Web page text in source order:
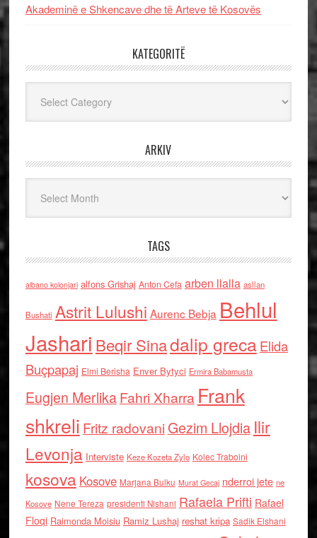
Akademinë e Shkencave dhe të Arteve të Kosovës
KATEGORITË
ARKIV
TAGS
albano kolonjari alfons Grishaj Anton Cefa arben llalla asllan
Bushati Astrit Lulushi Aurenc Bebja Behlul
Jashari Beqir Sinadalip grecaElida
Buçpapaj Elmi Berisha Enver Bytyci Ermira Babamusta
Eugjen MerlikaFahri Xharra Frank
shkreli Fritz radovaniGezim Llojdia Ilir
Levonja Interviste Keze Kozeta Zylo Kolec Traboini
kosova Kosove Marjana Bulku Murat Gecaj nderroi jete ne
Kosove Nene Tereza presidenti Nishani Rafaela Prifti Rafael
Floqi Raimonda Moisiu Ramiz Lushaj reshat kripa Sadik Elshani